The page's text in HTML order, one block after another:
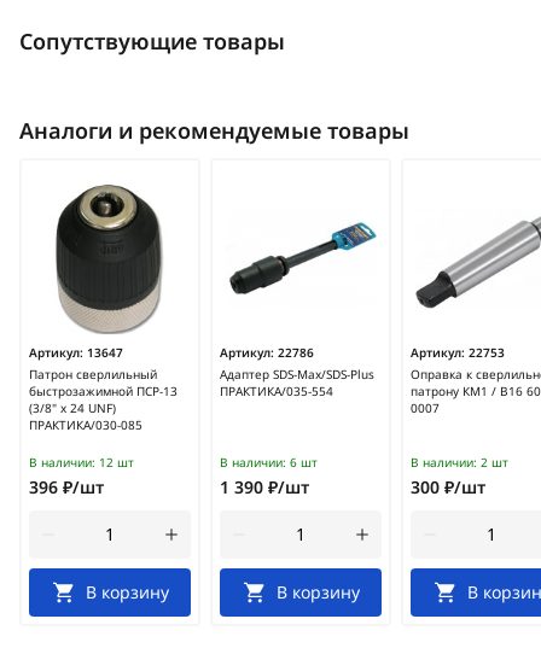
Сопутствующие товары
Аналоги и рекомендуемые товары
Артикул: 13647
Патрон сверлильный
быстрозажимной ПСР-13
(3/8" х 24 UNF)
ПРАКТИКА/030-085
В наличии: 12 шт
396 ₽/шт
В корзину
Артикул: 22786
Адаптер SDS-Max/SDS-Plus
ПРАКТИКА/035-554
В наличии: 6 шт
1 390 ₽/шт
В корзину
Артикул: 22753
Оправка к
патрону КМ1 / В16
0007
В наличии: 2 шт
300 ₽/шт
В